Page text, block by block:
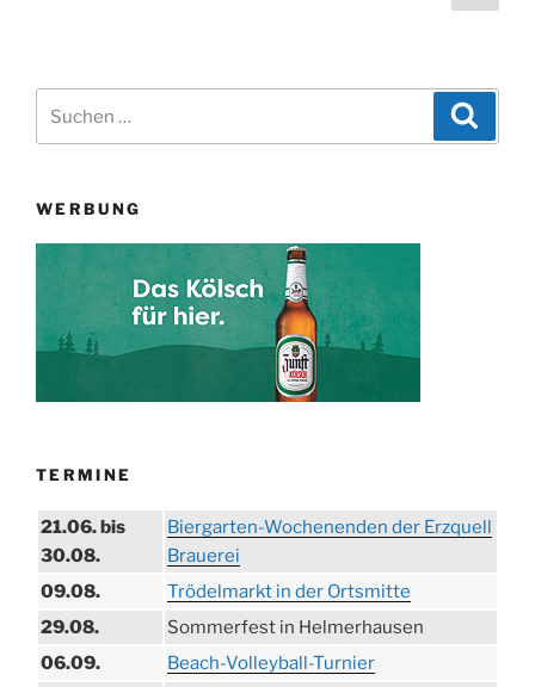
WERBUNG
TERMINE
21.06. bis
30.08.
Biergarten-Wochenenden der Erzquell
Brauerei
09.08.
Trödelmarkt in der Ortsmitte
29.08.
Sommerfest in Helmerhausen
06.09.
Beach-Volleyball-Turnier